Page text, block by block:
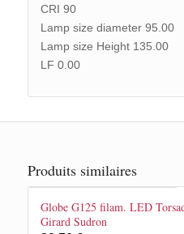
CRI 90
Lamp size diameter 95.00
Lamp size Height 135.00
LF 0.00
Produits similaires
Globe G125 filam. LED
Girard Sudron